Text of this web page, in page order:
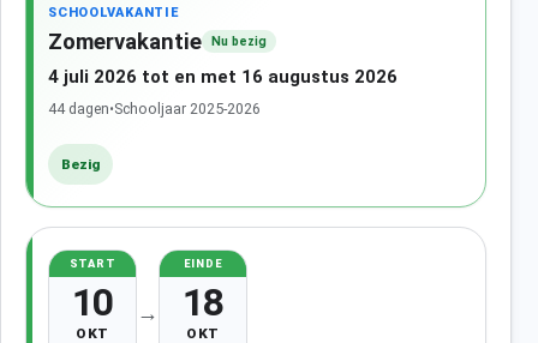
SCHOOLVAKANTIE
Zomervakantie Nu bezig
4 juli 2026 tot en met 16 augustus 2026
44 dagen•Schooljaar 2025-2026
Bezig
START
10
OKT
→
EINDE
18
OKT